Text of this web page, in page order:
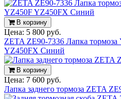
В корзину
Цена: 5 800 руб.
ZETA ZE90-7336 Лапка
YZ450FX Синий
В корзину
Цена: 7 600 руб.
Лапка заднего тормоза ZETA